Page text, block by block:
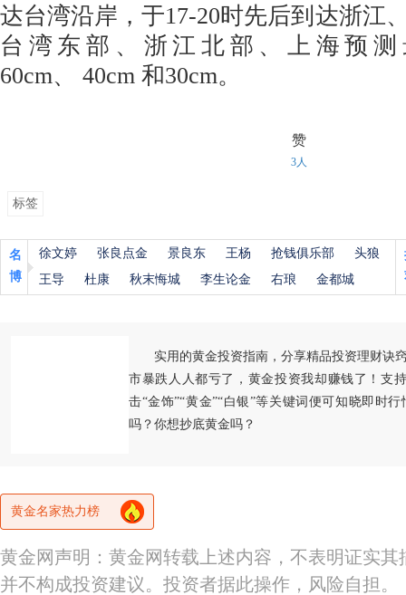
达台湾沿岸，于17-20时先后到达浙江
台湾东部、浙江北部、上海预
60cm、 40cm 和30cm。
赞
3人
标签
名
博
徐文婷 张良点金 景良东 王杨 抢钱俱乐部
头狼
王导
杜康 秋末悔城 李生论金 右琅 金都城
实用的黄金投资指南，分享精品投资理财诀
市暴跌人人都亏了，黄金投资我却赚钱了！支
击“金饰”“黄金”“白银”等关键词便可知晓即时
吗？你想抄底黄金吗？
黄金名家热力榜
黄金网声明：黄金网转载上述内容，不表明证实
并不构成投资建议。投资者据此操作，风险自担。